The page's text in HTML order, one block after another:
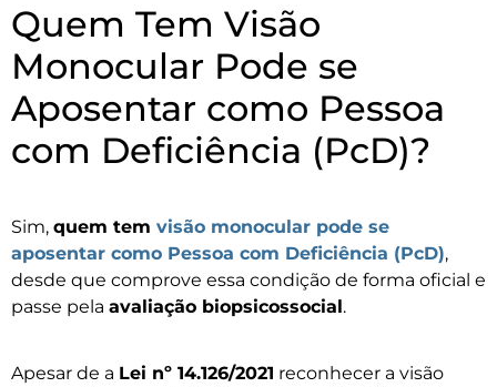
Quem Tem Visão
Monocular Pode se
Aposentar como Pessoa
com Deficiência (PcD)?
Sim, quem tem visão monocular pode se
aposentar como Pessoa com Deficiência (PcD),
desde que comprove essa condição de forma oficial e
passe pela avaliação biopsicossocial.
Apesar de a Lei nº 14.126/2021 reconhecer a visão